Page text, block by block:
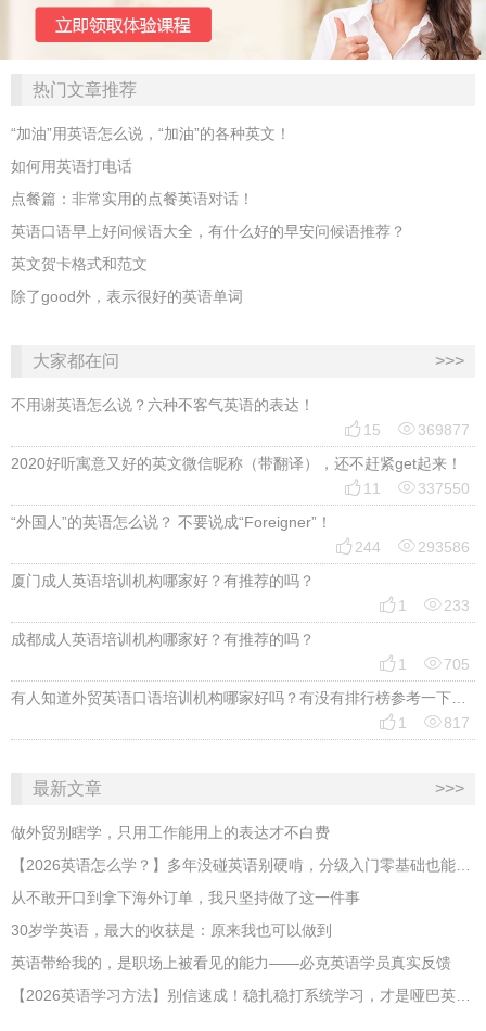
热门文章推荐
“加油”用英语怎么说，“加油”的各种英文！
如何用英语打电话
点餐篇：非常实用的点餐英语对话！
英语口语早上好问候语大全，有什么好的早安问候语推荐？
英文贺卡格式和范文
除了good外，表示很好的英语单词
大家都在问 >>>
不用谢英语怎么说？六种不客气英语的表达！
 15 369877
2020好听寓意又好的英文微信昵称（带翻译），还不赶紧get起来！
 11 337550
“外国人”的英语怎么说？ 不要说成“Foreigner”！
 244 293586
厦门成人英语培训机构哪家好？有推荐的吗？
 1 233
成都成人英语培训机构哪家好？有推荐的吗？
 1 705
有人知道外贸英语口语培训机构哪家好吗？有没有排行榜参考一下？最好说下费用
 1 817
最新文章 >>>
做外贸别瞎学，只用工作能用上的表达才不白费
【2026英语怎么学？】多年没碰英语别硬啃，分级入门零基础也能跟上
从不敢开口到拿下海外订单，我只坚持做了这一件事
30岁学英语，最大的收获是：原来我也可以做到
英语带给我的，是职场上被看见的能力——必克英语学员真实反馈
【2026英语学习方法】别信速成！稳扎稳打系统学习，才是哑巴英语解药